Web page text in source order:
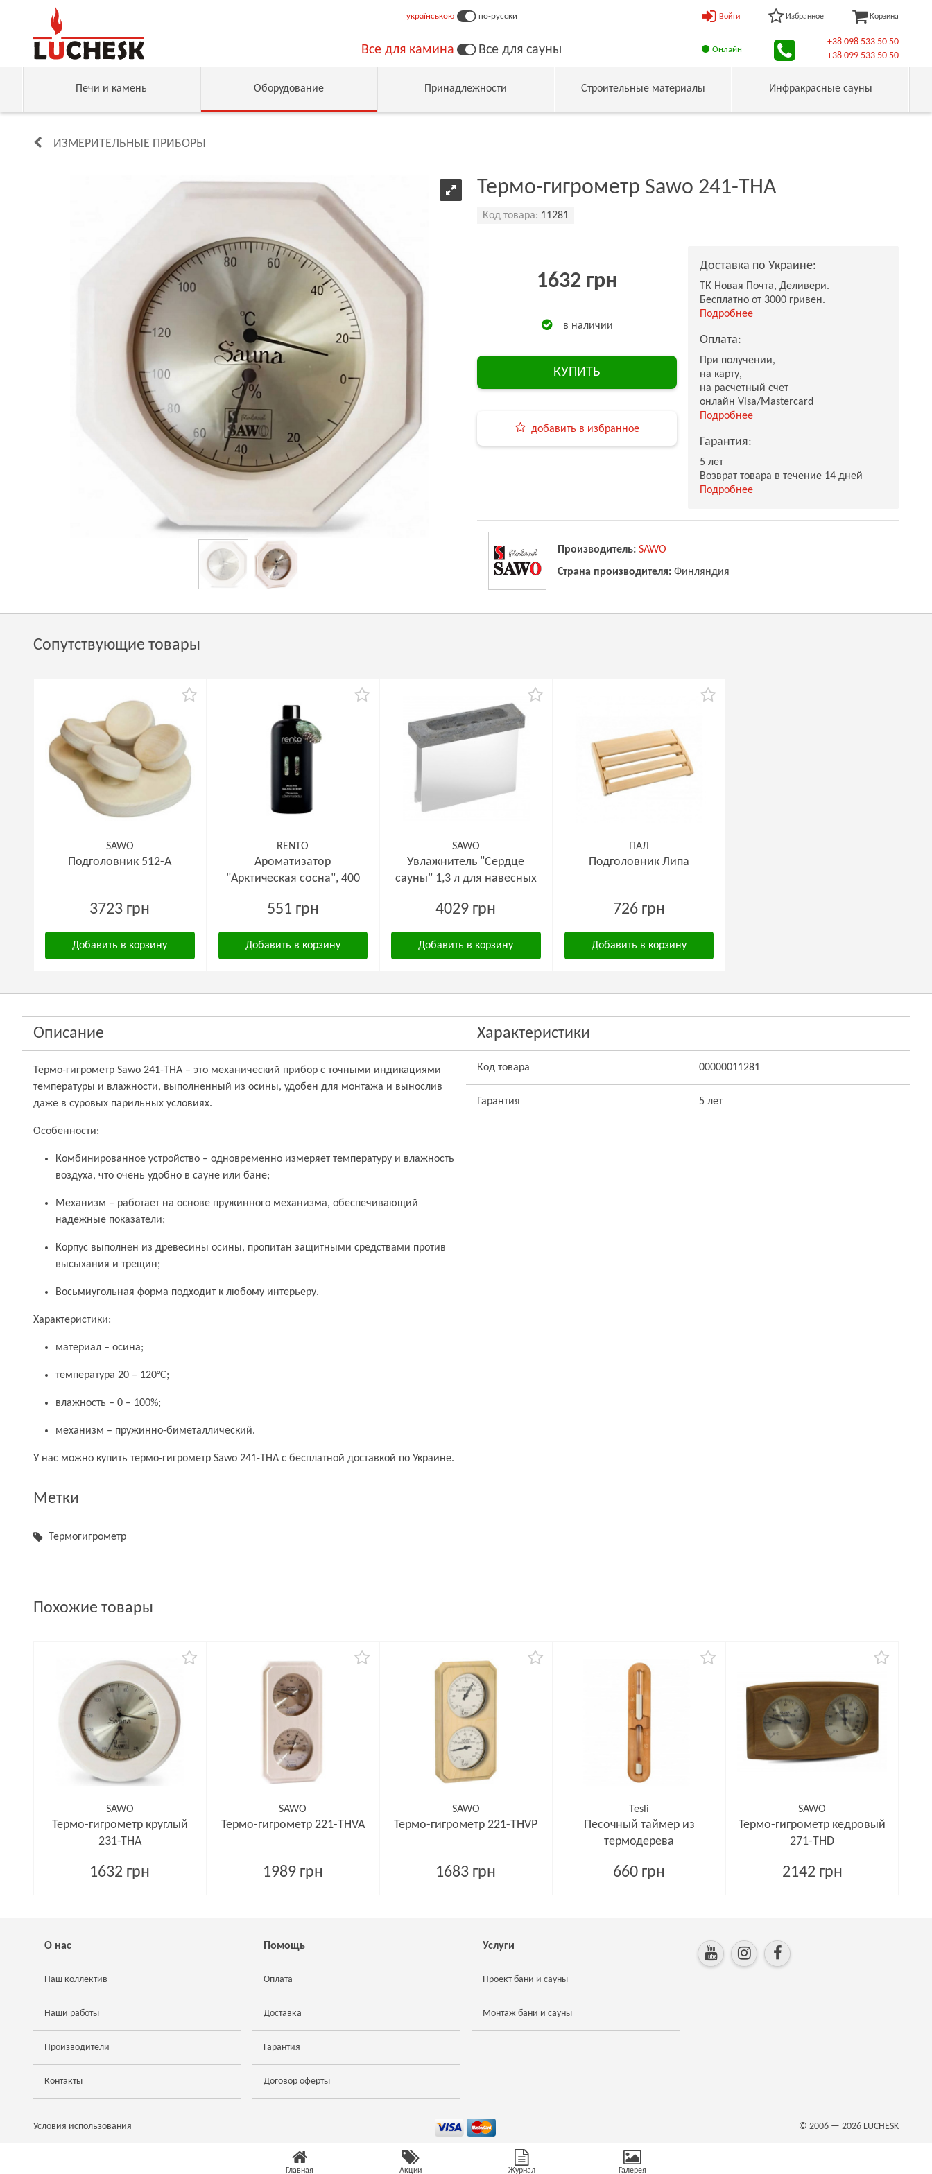
українською по-русски
Все для камина Все для сауны
Войти Избранное Корзина
Онлайн
+38 098 533 50 50
+38 099 533 50 50
Печи и камень Оборудование Принадлежности Строительные материалы Инфракрасные сауны
ИЗМЕРИТЕЛЬНЫЕ ПРИБОРЫ
Термо-гигрометр Sawo 241-ТНA
Код товара: 11281
1632 грн
в наличии
КУПИТЬ
добавить в избранное
Доставка по Украине:
ТК Новая Почта, Деливери.
Бесплатно от 3000 гривен.
Подробнее
Оплата:
При получении,
на карту,
на расчетный счет
онлайн Visa/Mastercard
Подробнее
Гарантия:
5 лет
Возврат товара в течение 14 дней
Подробнее
Производитель: SAWO
Страна производителя: Финляндия
Сопутствующие товары
SAWO
Подголовник 512-А
3723 грн
Добавить в корзину
RENTO
Ароматизатор
"Арктическая сосна", 400
551 грн
Добавить в корзину
SAWO
Увлажнитель "Сердце
сауны" 1,3 л для навесных
4029 грн
Добавить в корзину
ПАЛ
Подголовник Липа
726 грн
Добавить в корзину
Описание
Термо-гигрометр Sawo 241-ТНA – это механический прибор с точными индикациями
температуры и влажности, выполненный из осины, удобен для монтажа и вынослив
даже в суровых парильных условиях.
Особенности:
Комбинированное устройство – одновременно измеряет температуру и влажность
воздуха, что очень удобно в сауне или бане;
Механизм – работает на основе пружинного механизма, обеспечивающий
надежные показатели;
Корпус выполнен из древесины осины, пропитан защитными средствами против
высыхания и трещин;
Восьмиугольная форма подходит к любому интерьеру.
Характеристики:
материал – осина;
температура 20 – 120°C;
влажность – 0 – 100%;
механизм – пружинно-биметаллический.
У нас можно купить термо-гигрометр Sawo 241-ТНA с бесплатной доставкой по Украине.
Метки
Термогигрометр
Характеристики
Код товара 00000011281
Гарантия 5 лет
Похожие товары
SAWO
Термо-гигрометр круглый
231-ТНA
1632 грн
SAWO
Термо-гигрометр 221-THVA
1989 грн
SAWO
Термо-гигрометр 221-THVP
1683 грн
Tesli
Песочный таймер из
термодерева
660 грн
SAWO
Термо-гигрометр кедровый
271-THD
2142 грн
О нас
Наш коллектив
Наши работы
Производители
Контакты
Помощь
Оплата
Доставка
Гарантия
Договор оферты
Услуги
Проект бани и сауны
Монтаж бани и сауны
Условия использования © 2006 — 2026 LUCHESK
Главная Акции Журнал Галерея